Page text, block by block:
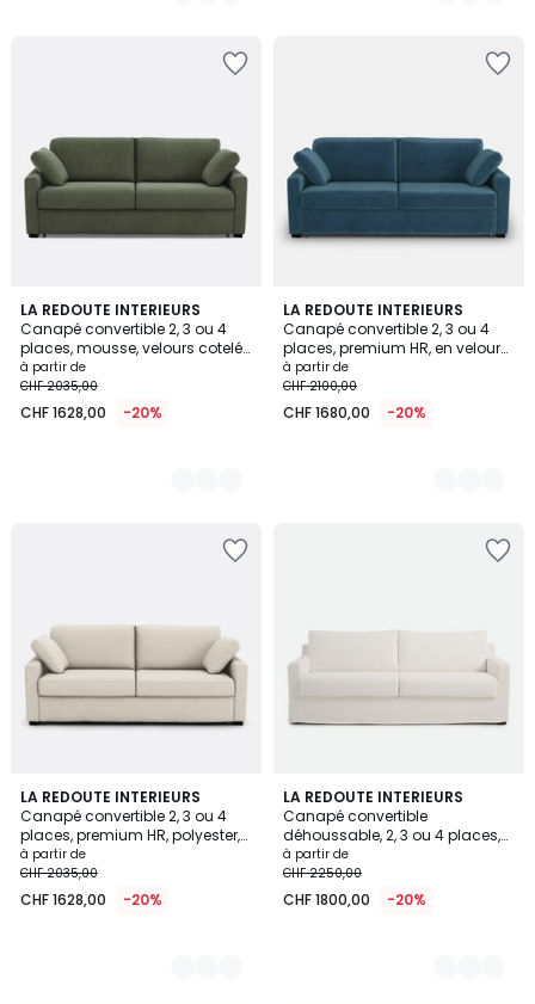
LA REDOUTE INTERIEURS
Canapé convertible 2, 3 ou 4
places, mousse, velours cotelé
fines côtes, TIMOR
à partir de
CHF 2035,00
CHF 1628,00 -20%
5
Couleurs
LA REDOUTE INTERIEURS
Canapé convertible 2, 3 ou 4
places, premium HR, en velours,
TIMOR
à partir de
CHF 2100,00
CHF 1680,00 -20%
7
Couleurs
LA REDOUTE INTERIEURS
Canapé convertible 2, 3 ou 4
places, premium HR, polyester,
TIMOR
à partir de
CHF 2035,00
CHF 1628,00 -20%
3
Couleurs
LA REDOUTE INTERIEURS
Canapé convertible
déhoussable, 2, 3 ou 4 places,
en coton et lin, LINETTO
à partir de
CHF 2250,00
CHF 1800,00 -20%
3
Couleurs